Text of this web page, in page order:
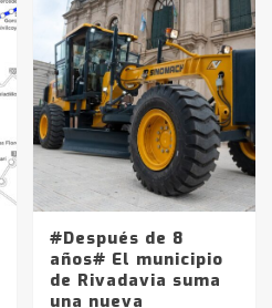
#Después de 8
años# El municipio
de Rivadavia suma
una nueva